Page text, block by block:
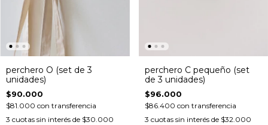
perchero O (set de 3
unidades)
$90.000
$81.000 con transferencia
3 cuotas sin interés de $30.000
perchero C pequeño (set
de 3 unidades)
$96.000
$86.400 con transferencia
3 cuotas sin interés de $32.000